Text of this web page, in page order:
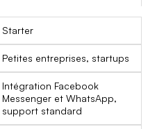
Starter
Petites entreprises, startups
Intégration Facebook
Messenger et WhatsApp,
support standard